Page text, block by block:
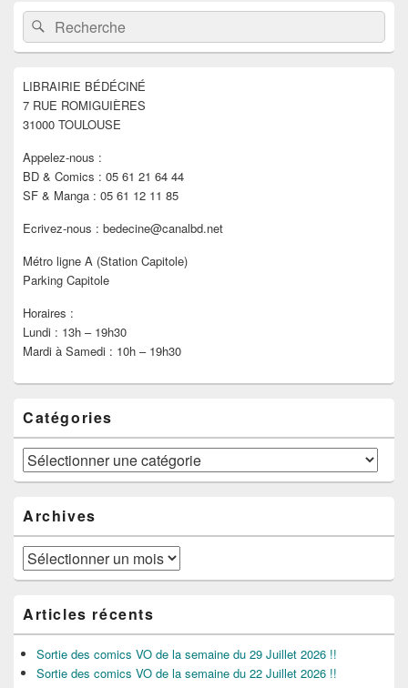
Zone
principale
de
widget
barre
latérale
Recherche :Rechercher
LIBRAIRIE BÉDÉCINÉ
7 RUE ROMIGUIÈRES
31000 TOULOUSE
Appelez-nous :
BD & Comics : 05 61 21 64 44
SF & Manga : 05 61 12 11 85
Ecrivez-nous : bedecine@canalbd.net
Métro ligne A (Station Capitole)
Parking Capitole
Horaires :
Lundi : 13h – 19h30
Mardi à Samedi : 10h – 19h30
Catégories
Catégories
Archives
Archives
Articles récents
Sortie des comics VO de la semaine du 29 Juillet 2026 !!
Sortie des comics VO de la semaine du 22 Juillet 2026 !!